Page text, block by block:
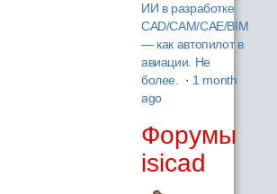
ИИ в разработке
CAD/CAM/CAE/BIM
— как автопилот в
авиации. Не
более.
· 1 month
ago
Форумы
isicad